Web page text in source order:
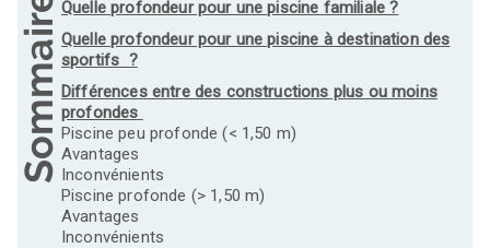
SommaireQuelle profondeur pour une piscine familiale ?
Quelle profondeur pour une piscine à destination des
sportifs ?
Différences entre des constructions plus ou moins
profondes
Piscine peu profonde (< 1,50 m)
Avantages
Inconvénients
Piscine profonde (> 1,50 m)
Avantages
Inconvénients